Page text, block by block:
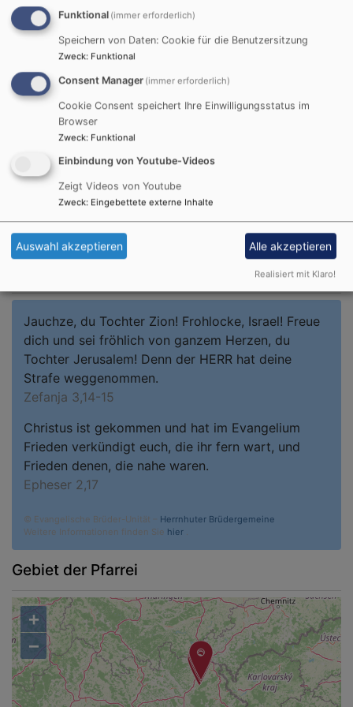
Geschichten auf spielerische Weise. Es wird gesungen,
gebastelt, erzählt und gemeinsam entdeckt, was der
Glaube bedeutet – kindgerecht und mit viel
Jauchze, du Tochter Zion! Frohlocke, Israel! Freue
dich und sei fröhlich von ganzem Herzen, du
Tochter Jerusalem! Denn der HERR hat deine
Strafe weggenommen.
Zefanja 3,14-15
Christus ist gekommen und hat im Evangelium
Frieden verkündigt euch, die ihr fern wart, und
Frieden denen, die nahe waren.
Epheser 2,17
© Evangelische Brüder-Unität – Herrnhuter Brüdergemeine
Weitere Informationen finden Sie hier
Gebiet der Pfarrei
+
−
Funktional (immer erforderlich)
Speichern von Daten: Cookie für die Benutzersitzung
Zweck: Funktional
Consent Manager (immer erforderlich)
Cookie Consent speichert Ihre Einwilligungsstatus im
Browser
Zweck: Funktional
Einbindung von Youtube-Videos
Zeigt Videos von Youtube
Zweck: Eingebettete externe Inhalte
Auswahl akzeptieren Alle akzeptieren
Realisiert mit Klaro!